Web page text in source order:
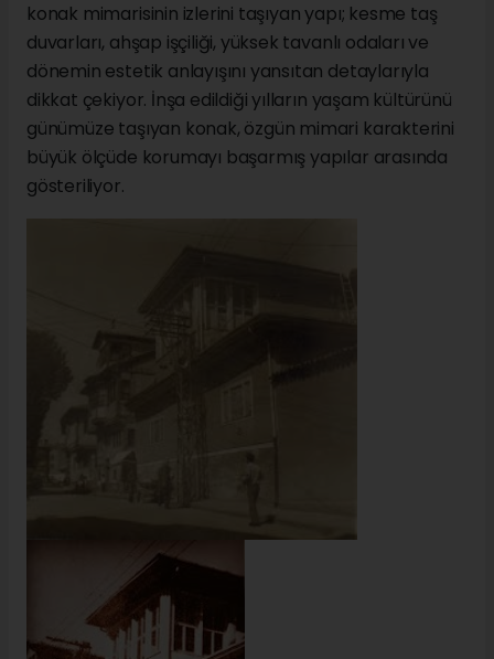
konak mimarisinin izlerini taşıyan yapı; kesme taş
duvarları, ahşap işçiliği, yüksek tavanlı odaları ve
dönemin estetik anlayışını yansıtan detaylarıyla
dikkat çekiyor. İnşa edildiği yılların yaşam kültürünü
günümüze taşıyan konak, özgün mimari karakterini
büyük ölçüde korumayı başarmış yapılar arasında
gösteriliyor.